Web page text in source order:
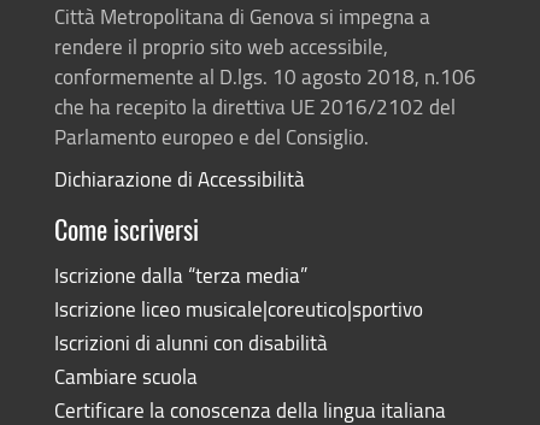
Città Metropolitana di Genova si impegna a
rendere il proprio sito web accessibile,
conformemente al D.lgs. 10 agosto 2018, n.106
che ha recepito la direttiva UE 2016/2102 del
Parlamento europeo e del Consiglio.
Dichiarazione di Accessibilità
Come iscriversi
Iscrizione dalla “terza media”
Iscrizione liceo musicale|coreutico|sportivo
Iscrizioni di alunni con disabilità
Cambiare scuola
Certificare la conoscenza della lingua italiana